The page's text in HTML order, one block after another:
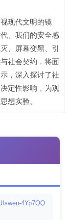
现代文明的镜
、我们的安全感
、屏幕变黑、引
社会契约，将面
，深入探讨了社
定性影响，为观
想实验。
4Yp7QQ